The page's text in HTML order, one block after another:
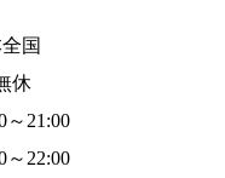
国
休
～21:00
～22:00